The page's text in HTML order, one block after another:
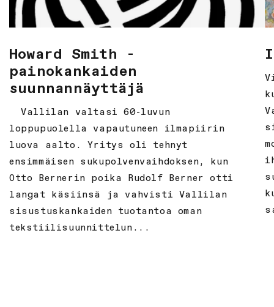
Howard Smith -
painokankaiden
suunnannäyttäjä
Vallilan valtasi 60-luvun
loppupuolella vapautuneen ilmapiirin
luova aalto. Yritys oli tehnyt
ensimmäisen sukupolvenvaihdoksen, kun
Otto Bernerin poika Rudolf Berner otti
langat käsiinsä ja vahvisti Vallilan
sisustuskankaiden tuotantoa oman
tekstiilisuunnittelun...